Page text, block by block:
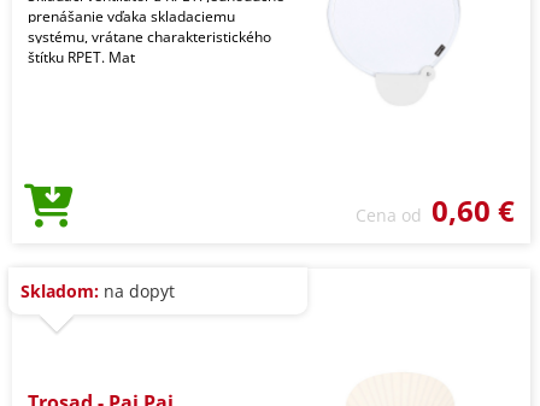
prenášanie vďaka skladaciemu
systému, vrátane charakteristického
štítku RPET. Mat
Cena od 0,60 €
Skladom: na dopyt